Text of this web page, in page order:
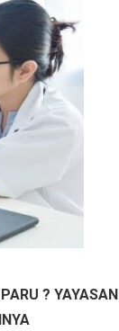
? YAYASAN